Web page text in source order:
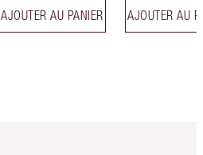
AJOUTER AU PANIER AJOUTER AU